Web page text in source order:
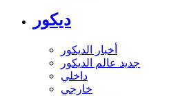
ديكور
أخبار الديكور
جديد عالم الديكور
داخلي
خارجي